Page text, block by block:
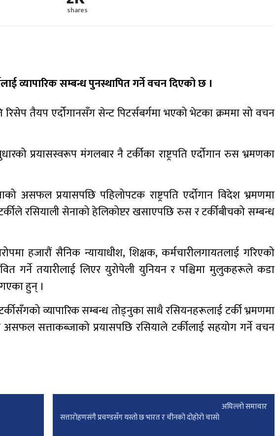
shares
व्यापारिक सम्बन्ध पुनस्थापित गर्ने वचन दिएको छ ।
रिसेप तैयप एर्दोगानसँग सेन्ट पिटर्सबर्गमा भएको भेटका क्रममा सो वचन
प्रयासस्वरूप मंगलबार नै टर्कीका राष्ट्रपति एर्दोगान रुस भ्रमणका
असफल प्रयासपछि पहिलोपटक राष्ट्रपति एर्दोगान विदेश भ्रमणमा
रसियाली सेनाको हेलिकोप्टर खसाएपछि रुस र टर्कीबीचको सम्बन्ध
हजारौं सैनिक न्यायाधीश, शिक्षक, कर्मचारीलगायतलाई गरिएको
गर्ने तयारीलाई लिएर युरोपेली युनियन र पश्चिमा मुलुकहरूले कडा
हुन् ।
व्यापारिक सम्बन्ध तोड्नुका साथै रसियनहरूलाई टर्की भ्रमणमा
सत्ताकब्जाको प्रयासपछि रसियाले टर्कीलाई सहयोग गर्ने वचन
अघिल्लाे समाचार
सत्तारोहणसंगै प्रचण्डसँग यस्तो छ भारत र चीनको दोहोरो चासो